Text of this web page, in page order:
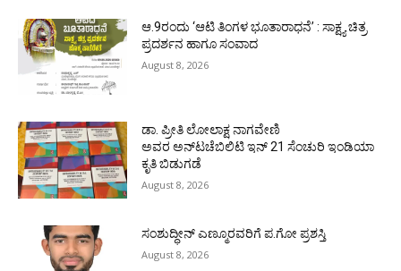
ಆ.9ರಂದು ‘ಆಟಿ ತಿಂಗಳ ಭೂತಾರಾಧನೆ’ : ಸಾಕ್ಷ್ಯ ಚಿತ್ರ
ಪ್ರದರ್ಶನ ಹಾಗೂ ಸಂವಾದ
August 8, 2026
ಡಾ. ಪ್ರೀತಿ ಲೋಲಾಕ್ಷ ನಾಗವೇಣಿ
ಅವರ ಅನ್‌ಟಚೆಬಿಲಿಟಿ ಇನ್ 21 ಸೆಂಚುರಿ ಇಂಡಿಯಾ
ಕೃತಿ ಬಿಡುಗಡೆ
August 8, 2026
ಸಂಶುದ್ಧೀನ್ ಎಣ್ಮೂರವರಿಗೆ ಪ.ಗೋ ಪ್ರಶಸ್ತಿ
August 8, 2026